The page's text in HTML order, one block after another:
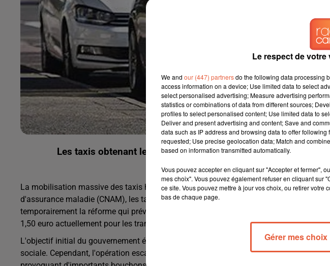
Les taxis obtenant le maintien des tarifs actuels après une
La mobilisation massive des taxis hier a porté ses fruits. Après une réunion décisive
d'assurance maladie (CNAM), les taxis ont obtenu le maintien de la convention
temporairement la réforme qui prévoyait une baisse significative des tarifs, avec une
1,50 euro actuellement pour les transports sanitaires.
L'objectif initial du gouvernement était de réaliser 300 millions d'euros d'économies
sociale. Cependant, l'opération escargot menée hier matin par les taxis dans les
Le respect de
We and our (447) partnersdo the following data processing
access information on a device; Use limited data to select
select personalised advertising; Measure advertising
statistics or combinations of data from different sources;
profiles to select personalised content; Use limited data to
Deliver and present advertising and content; Save and
data such as IP address and browsing data to offer
requested; Use precise geolocation data; Match and
based on information transmitted automatically.
Vous pouvez accepter en cliquant sur "Accepter et fermer",
mes choix". Vous pouvez également refuser en cliquant sur
ce site. Vous pouvez mettre à jour vos choix, ou retirer
bas de chaque page.
Gérer mes choix